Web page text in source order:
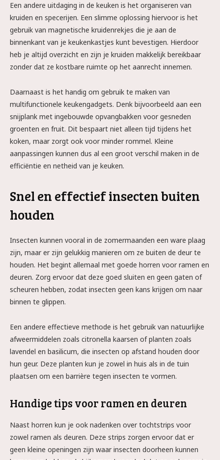
Een andere uitdaging in de keuken is het organiseren van
kruiden en specerijen. Een slimme oplossing hiervoor is het
gebruik van magnetische kruidenrekjes die je aan de
binnenkant van je keukenkastjes kunt bevestigen. Hierdoor
heb je altijd overzicht en zijn je kruiden makkelijk bereikbaar
zonder dat ze kostbare ruimte op het aanrecht innemen.
Daarnaast is het handig om gebruik te maken van
multifunctionele keukengadgets. Denk bijvoorbeeld aan een
snijplank met ingebouwde opvangbakken voor gesneden
groenten en fruit. Dit bespaart niet alleen tijd tijdens het
koken, maar zorgt ook voor minder rommel. Kleine
aanpassingen kunnen dus al een groot verschil maken in de
efficiëntie en netheid van je keuken.
Snel en effectief insecten buiten
houden
Insecten kunnen vooral in de zomermaanden een ware plaag
zijn, maar er zijn gelukkig manieren om ze buiten de deur te
houden. Het begint allemaal met goede horren voor ramen en
deuren. Zorg ervoor dat deze goed sluiten en geen gaten of
scheuren hebben, zodat insecten geen kans krijgen om naar
binnen te glippen.
Een andere effectieve methode is het gebruik van natuurlijke
afweermiddelen zoals citronella kaarsen of planten zoals
lavendel en basilicum, die insecten op afstand houden door
hun geur. Deze planten kun je zowel in huis als in de tuin
plaatsen om een barrière tegen insecten te vormen.
Handige tips voor ramen en deuren
Naast horren kun je ook nadenken over tochtstrips voor
zowel ramen als deuren. Deze strips zorgen ervoor dat er
geen kleine openingen zijn waar insecten doorheen kunnen